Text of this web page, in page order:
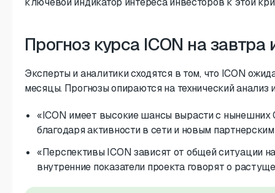
Прогноз курса ICON на
Эксперты и аналитики сходятся в том, что ICON
месяцы. Прогнозы опираются на технический
«ICON имеет высокие шансы вырасти с
благодаря активности в сети и новым
«Перспективы ICON зависят от общей ситуации
внутренние показатели проекта говорят о